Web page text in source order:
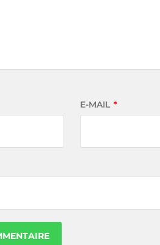
E-MAIL *